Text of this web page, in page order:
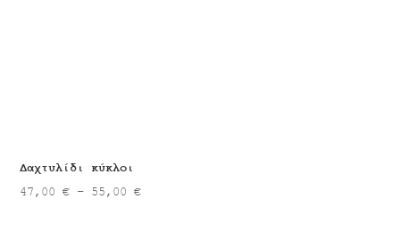
Δαχτυλίδι κύκλοι
47,00€ – 55,00€Price